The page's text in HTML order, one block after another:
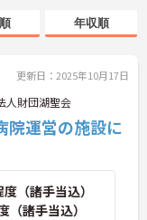
年収順
更新日：2025年10月17日
人財団湖聖会
院運営の施設に
度（諸手当込）
（諸手当込）